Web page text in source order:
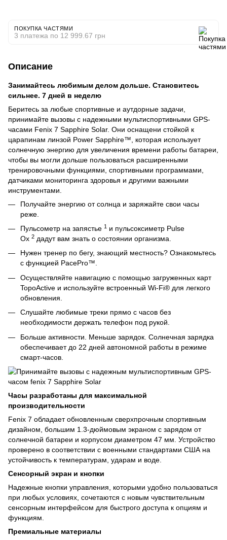
ПОКУПКА ЧАСТЯМИ
3 платежа по 12 999.67 грн
Описание
Занимайтесь любимым делом дольше. Становитесь
сильнее. 7 дней в неделю
Беритесь за любые спортивные и аутдорные задачи,
принимайте вызовы с надежными мультиспортивными GPS-
часами Fenix 7 Sapphire Solar. Они оснащени стойкой к
царапинам линзой Power Sapphire™, которая использует
солнечную энергию для увеличения времени работы батареи,
чтобы вы могли дольше пользоваться расширенными
тренировочными функциями, спортивными программами,
датчиками мониторинга здоровья и другими важными
инструментами.
Получайте энергию от солнца и заряжайте свои часы
реже.
Пульсометр на запястье 1 и пульсоксиметр Pulse
Ox 2 дадут вам знать о состоянии организма.
Нужен тренер по бегу, знающий местность? Ознакомьтесь
с функцией PacePro™.
Осуществляйте навигацию с помощью загруженных карт
TopoActive и используйте встроенный Wi-Fi® для легкого
обновления.
Слушайте любимые треки прямо с часов без
необходимости держать телефон под рукой.
Больше активности. Меньше зарядок. Солнечная зарядка
обеспечивает до 22 дней автономной работы в режиме
смарт-часов.
Часы разработаны для максимальной
производительности
Fenix 7 обладает обновленным сверхпрочным спортивным
дизайном, большим 1.3-дюймовым экраном с зарядом от
солнечной батареи и корпусом диаметром 47 мм. Устройство
проверено в соответствии с военными стандартами США на
устойчивость к температурам, ударам и воде.
Сенсорный экран и кнопки
Надежные кнопки управления, которыми удобно пользоваться
при любых условиях, сочетаются с новым чувствительным
сенсорным интерфейсом для быстрого доступа к опциям и
функциям.
Премиальные материалы